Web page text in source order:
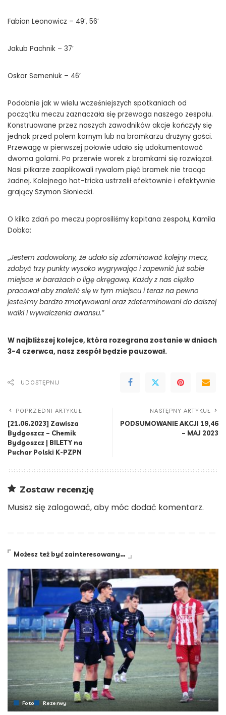
Fabian Leonowicz – 49’, 56’
Jakub Pachnik – 37’
Oskar Semeniuk – 46’
Podobnie jak w wielu wcześniejszych spotkaniach od
początku meczu zaznaczała się przewaga naszego zespołu.
Konstruowane przez naszych zawodników akcje kończyły się
jednak przed polem karnym lub na bramkarzu drużyny gości.
Przewagę w pierwszej połowie udało się udokumentować
dwoma golami. Po przerwie worek z bramkami się rozwiązał.
Nasi piłkarze zaaplikowali rywalom pięć bramek nie tracąc
żadnej. Kolejnego hat-tricka ustrzelił efektownie i efektywnie
grający Szymon Słoniecki.
O kilka zdań po meczu poprosiliśmy kapitana zespołu, Kamila
Dobka:
„Jestem zadowolony, że udało się zdominować kolejny mecz,
zdobyć trzy punkty wysoko wygrywając i zapewnić już sobie
miejsce w barażach o ligę okręgową. Każdy z nas ciężko
pracował aby znaleźć się w tym miejscu i teraz na pewno
jesteśmy bardzo zmotywowani oraz zdeterminowani do dalszej
walki i wywalczenia awansu.”
W najbliższej kolejce, która rozegrana zostanie w dniach
3-4 czerwca, nasz zespół będzie pauzował.
UDOSTĘPNIJ
POPRZEDNI ARTYKUŁ
[21.06.2023] Zawisza
Bydgoszcz – Chemik
Bydgoszcz | BILETY na
Puchar Polski K-PZPN
NASTĘPNY ARTYKUŁ
PODSUMOWANIE AKCJI 19,46
– MAJ 2023
Zostaw recenzję
Musisz się zalogować, aby móc dodać komentarz.
Możesz też być zainteresowany…
Foto Rezerwy